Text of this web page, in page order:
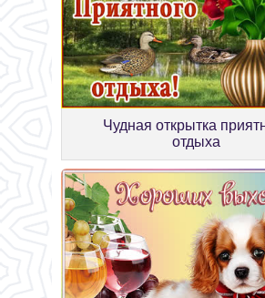
Чудная открытка
отдыха